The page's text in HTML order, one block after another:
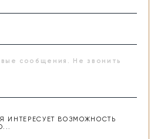
сообщения. Не звонить